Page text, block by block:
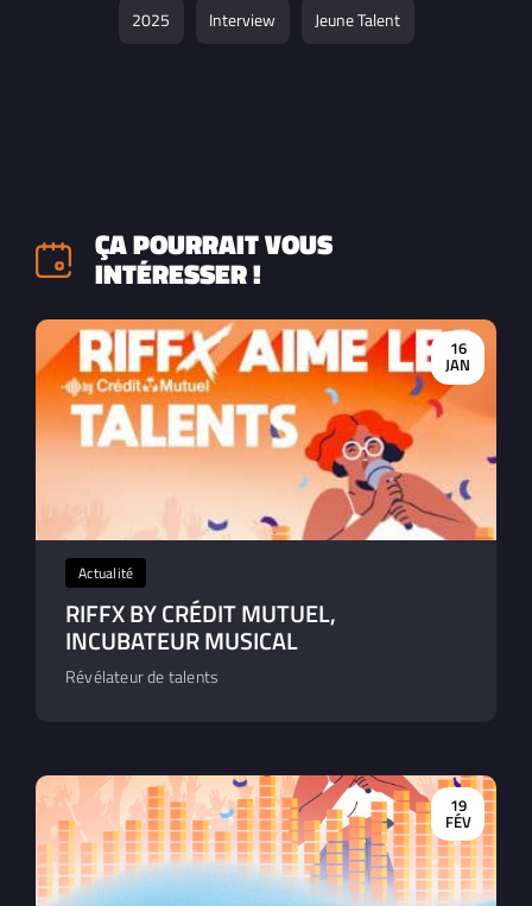
2025 Interview Jeune Talent
ÇA POURRAIT VOUS
INTÉRESSER !
16
JAN
Actualité
RIFFX BY CRÉDIT MUTUEL,
INCUBATEUR MUSICAL
Révélateur de talents
19
FÉV